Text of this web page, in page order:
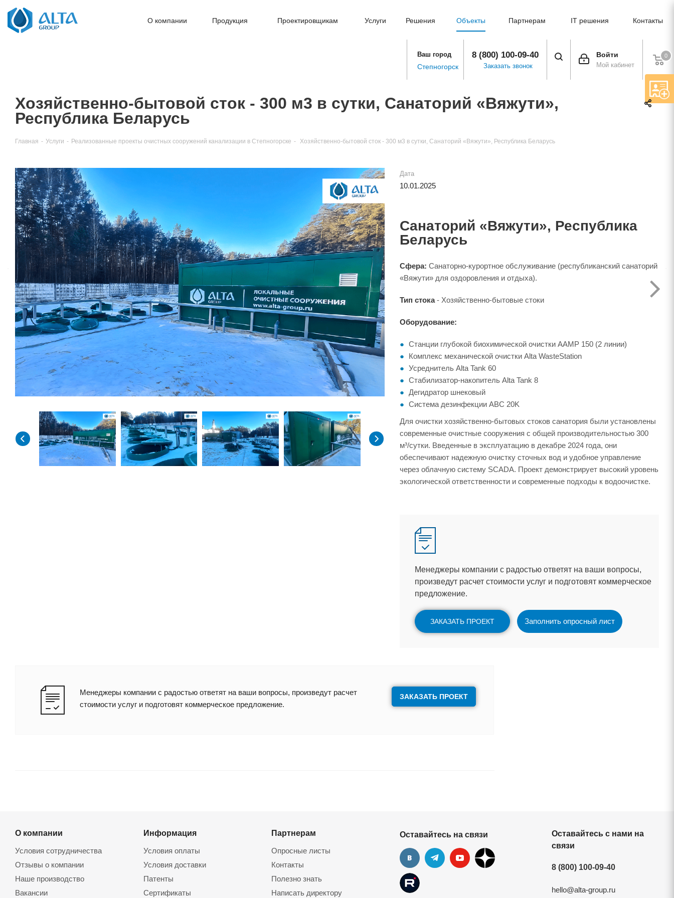
О компании Продукция Проектировщикам Услуги Решения Объекты Партнерам IT решения Контакты
0
Войти
Мой кабинет
8 (800) 100-09-40
Заказать звонок
Ваш город
Степногорск
Хозяйственно-бытовой сток - 300 м3 в сутки, Санаторий «Вяжути»,
Республика Беларусь
Главная - Услуги - Реализованные проекты очистных сооружений канализации в Степногорске - Хозяйственно-бытовой сток - 300 м3 в сутки, Санаторий «Вяжути», Республика Беларусь
Дата
10.01.2025
Санаторий «Вяжути», Республика
Беларусь
Сфера: Санаторно-курортное обслуживание (республиканский санаторий
«Вяжути» для оздоровления и отдыха).
Тип стока- Хозяйственно-бытовые стоки
Оборудование:
Станции глубокой биохимической очистки AAMP 150 (2 линии)
Комплекс механической очистки Alta WasteStation
Усреднитель Alta Tank 60
Стабилизатор-накопитель Alta Tank 8
Дегидратор шнековый
Система дезинфекции ABC 20K
Для очистки хозяйственно-бытовых стоков санатория были установлены
современные очистные сооружения с общей производительностью 300
м³/сутки. Введенные в эксплуатацию в декабре 2024 года, они
обеспечивают надежную очистку сточных вод и удобное управление
через облачную систему SCADA. Проект демонстрирует высокий уровень
экологической ответственности и современные подходы к водоочистке.
Менеджеры компании с радостью ответят на ваши вопросы,
произведут расчет стоимости услуг и подготовят коммерческое
предложение.
ЗАКАЗАТЬ ПРОЕКТ Заполнить опросный лист
Менеджеры компании с радостью ответят на ваши вопросы, произведут расчет
стоимости услуг и подготовят коммерческое предложение.
ЗАКАЗАТЬ ПРОЕКТ
О компании
Условия сотрудничества
Отзывы о компании
Наше производство
Вакансии
Информация
Условия оплаты
Условия доставки
Патенты
Сертификаты
Партнерам
Опросные листы
Контакты
Полезно знать
Написать директору
Оставайтесь на связи
Оставайтесь с нами на
связи
8 (800) 100-09-40
hello@alta-group.ru